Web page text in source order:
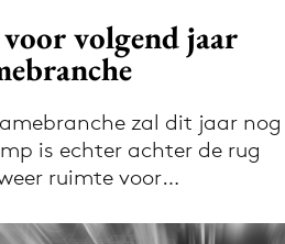
via de Adformatie
app
volgend jaar
zal dit jaar nog
is echter achter de rug
ruimte voor…